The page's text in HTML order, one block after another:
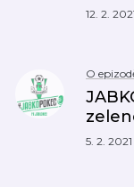
12. 2.
O
5. 2. 2021